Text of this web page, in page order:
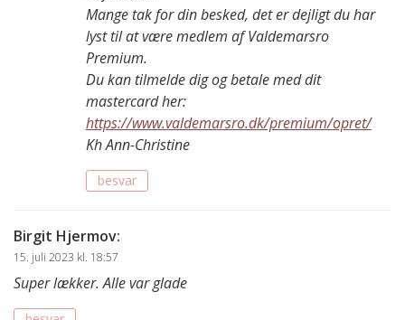
Mange tak for din besked, det er dejligt du har
lyst til at være medlem af Valdemarsro
Premium.
Du kan tilmelde dig og betale med dit
mastercard her:
https://www.valdemarsro.dk/premium/opret/
Kh Ann-Christine
besvar
Birgit Hjermov:
15. juli 2023 kl. 18:57
Super lækker. Alle var glade